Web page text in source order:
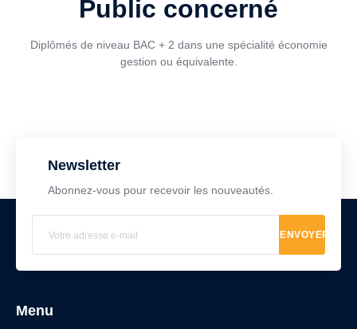
Public concerné
Diplômés de niveau BAC + 2 dans une spécialité économie
gestion ou équivalente.
Newsletter
Abonnez-vous pour recevoir les nouveautés.
ENVOYER
Menu